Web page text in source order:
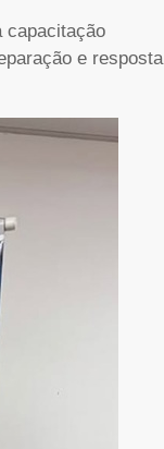
capacitação
e resposta